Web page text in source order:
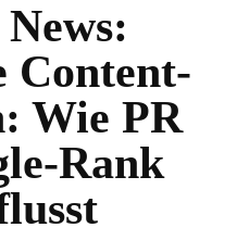
Content-
Wie PR
Rank